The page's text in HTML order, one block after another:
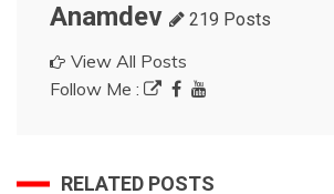
Anamdev 219 Posts
View All Posts
Follow Me :
RELATED POSTS